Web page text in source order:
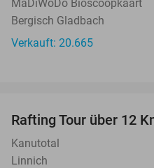
MaDiWoDo Bioscoopkaart
Bergisch Gladbach
Verkauft: 20.665
Rafting Tour über 12
Kanutotal
Linnich